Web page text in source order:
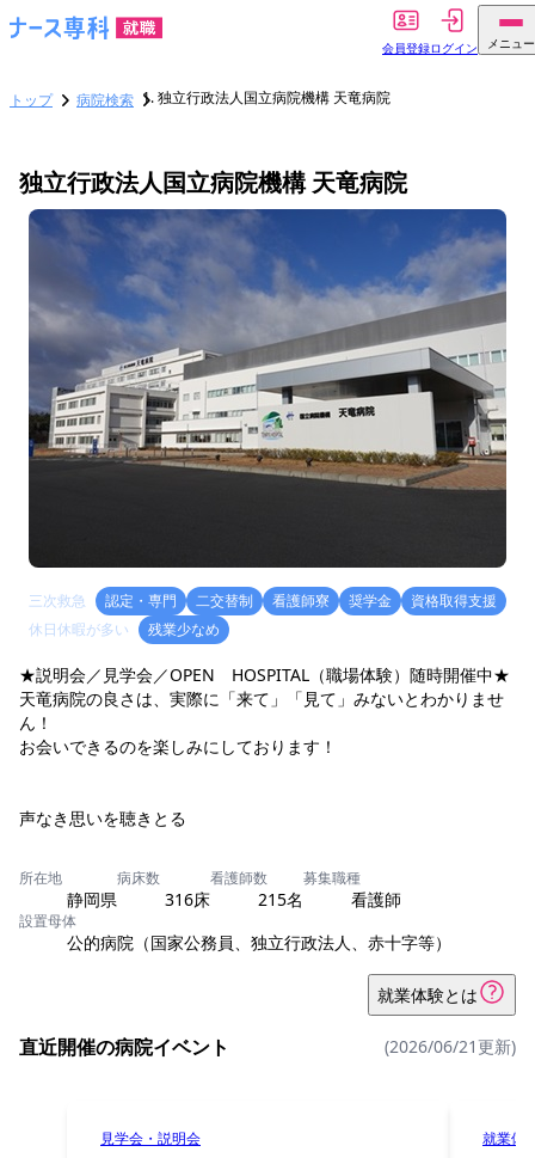
会員登録ログイン メニュー
トップ 病院検索 独立行政法人国立病院機構 天竜病院
独立行政法人国立病院機構 天竜病院
三次救急 認定・専門 二交替制 看護師寮 奨学金
資格取得支援
休日休暇が多い
残業少なめ
★説明会／見学会／OPEN HOSPITAL（職場体験）随時開催中★
天竜病院の良さは、実際に「来て」「見て」みないとわかりませ
ん！
お会いできるのを楽しみにしております！
声なき思いを聴きとる
所在地
静岡県
病床数
316床
看護師数
215名
募集職種
看護師
設置母体
公的病院（国家公務員、独立行政法人、赤十字等）
就業体験とは
直近開催の病院イベント (2026/06/21更新)
見学会・説明会 就業体